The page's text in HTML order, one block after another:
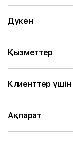
Дүкен
Қызметтер
Клиенттер үшін
Ақпарат